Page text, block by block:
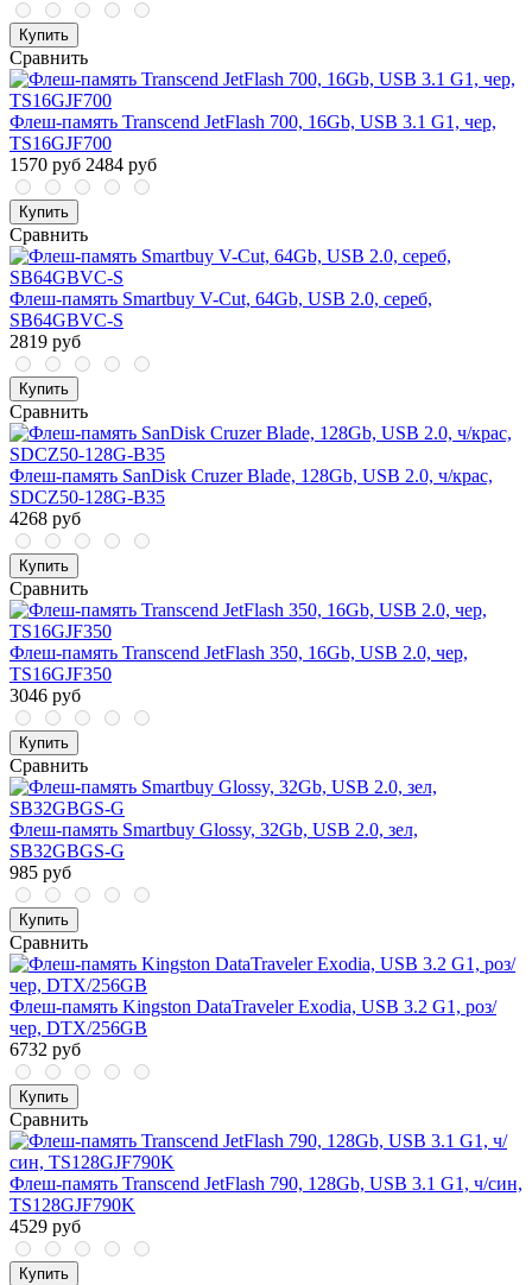
Купить
Сравнить
Флеш-память Transcend JetFlash 700, 16Gb, USB 3.1 G1, чер,
TS16GJF700
1570 руб 2484 руб
Купить
Сравнить
Флеш-память Smartbuy V-Cut, 64Gb, USB 2.0, сереб,
SB64GBVC-S
2819 руб
Купить
Сравнить
Флеш-память SanDisk Cruzer Blade, 128Gb, USB 2.0, ч/крас,
SDCZ50-128G-B35
4268 руб
Купить
Сравнить
Флеш-память Transcend JetFlash 350, 16Gb, USB 2.0, чер,
TS16GJF350
3046 руб
Купить
Сравнить
Флеш-память Smartbuy Glossy, 32Gb, USB 2.0, зел,
SB32GBGS-G
985 руб
Купить
Сравнить
Флеш-память Kingston DataTraveler Exodia, USB 3.2 G1, роз/
чер, DTX/256GB
6732 руб
Купить
Сравнить
Флеш-память Transcend JetFlash 790, 128Gb, USB 3.1 G1, ч/син,
TS128GJF790K
4529 руб
Купить